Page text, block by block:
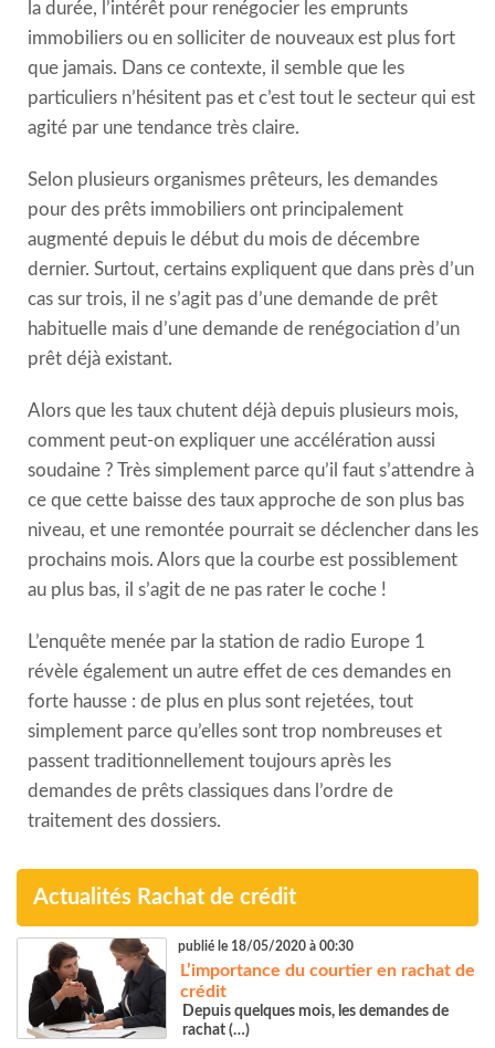
la durée, l’intérêt pour renégocier les emprunts
immobiliers ou en solliciter de nouveaux est plus fort
que jamais. Dans ce contexte, il semble que les
particuliers n’hésitent pas et c’est tout le secteur qui est
agité par une tendance très claire.
Selon plusieurs organismes prêteurs, les demandes
pour des prêts immobiliers ont principalement
augmenté depuis le début du mois de décembre
dernier. Surtout, certains expliquent que dans près d’un
cas sur trois, il ne s’agit pas d’une demande de prêt
habituelle mais d’une demande de renégociation d’un
prêt déjà existant.
Alors que les taux chutent déjà depuis plusieurs mois,
comment peut-on expliquer une accélération aussi
soudaine ? Très simplement parce qu’il faut s’attendre à
ce que cette baisse des taux approche de son plus bas
niveau, et une remontée pourrait se déclencher dans les
prochains mois. Alors que la courbe est possiblement
au plus bas, il s’agit de ne pas rater le coche !
L’enquête menée par la station de radio Europe 1
révèle également un autre effet de ces demandes en
forte hausse : de plus en plus sont rejetées, tout
simplement parce qu’elles sont trop nombreuses et
passent traditionnellement toujours après les
demandes de prêts classiques dans l’ordre de
traitement des dossiers.
Actualités Rachat de crédit
publié le 18/05/2020 à 00:30
L’importance du courtier en rachat de
crédit
Depuis quelques mois, les demandes de
rachat (…)